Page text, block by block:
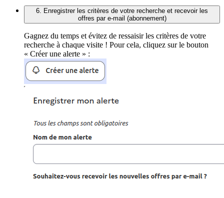
6. Enregistrer les critères de votre recherche et recevoir les
offres par e-mail (abonnement)
Gagnez du temps et évitez de ressaisir les critères de votre
recherche à chaque visite ! Pour cela, cliquez sur le bouton
« Créer une alerte » :